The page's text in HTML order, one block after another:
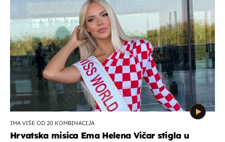
IMA VIŠE OD 20 KOMBINACIJA
Hrvatska misica Ema Helena Vičar stigla u